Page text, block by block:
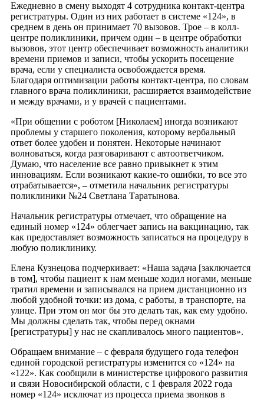
Ежедневно в смену выходят 4 сотрудника контакт-центра
регистратуры. Один из них работает в системе «124», в
среднем в день он принимает 70 вызовов. Трое – в колл-
центре поликлиники, причем один – в центре обработки
вызовов, этот центр обеспечивает возможность аналитики
времени приемов и записи, чтобы ускорить посещение
врача, если у специалиста освобождается время.
Благодаря оптимизации работы контакт-центра, по словам
главного врача поликлиники, расширяется взаимодействие
и между врачами, и у врачей с пациентами.
«При общении с роботом [Николаем] иногда возникают
проблемы у старшего поколения, которому вербальный
ответ более удобен и понятен. Некоторые начинают
волноваться, когда разговаривают с автоответчиком.
Думаю, что население все равно привыкнет к этим
инновациям. Если возникают какие-то ошибки, то все это
отрабатывается», – отметила начальник регистратуры
поликлиники №24 Светлана Таратынова.
Начальник регистратуры отмечает, что обращение на
единый номер «124» облегчает запись на вакцинацию, так
как предоставляет возможность записаться на процедуру в
любую поликлинику.
Елена Кузнецова подчеркивает: «Наша задача [заключается
в том], чтобы пациент к нам меньше ходил ногами, меньше
тратил времени и записывался на прием дистанционно из
любой удобной точки: из дома, с работы, в транспорте, на
улице. При этом он мог бы это делать так, как ему удобно.
Мы должны сделать так, чтобы перед окнами
[регистратуры] у нас не скапливалось много пациентов».
Обращаем внимание – с февраля будущего года телефон
единой городской регистратуры изменится со «124» на
«122». Как сообщили в министерстве цифрового развития
и связи Новосибирской области, с 1 февраля 2022 года
номер «124» исключат из процесса приема звонков в